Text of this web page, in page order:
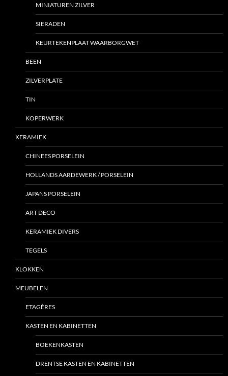
MINIATUREN ZILVER
SIERADEN
KEURTEKENPLAAT WAARBORGWET
BEEN
ZILVERPLATE
TIN
KOPERWERK
KERAMIEK
CHINEES PORSELEIN
HOLLANDS AARDEWERK / PORSELEIN
JAPANS PORSELEIN
ART DECO
KERAMIEK DIVERS
TEGELS
KLOKKEN
MEUBELEN
ETAGÈRES
KASTEN EN KABINETTEN
BOEKENKASTEN
DRENTSE KASTEN EN KABINETTEN